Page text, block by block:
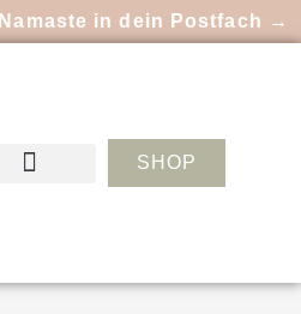
Namaste in dein Postfach →
SHOP